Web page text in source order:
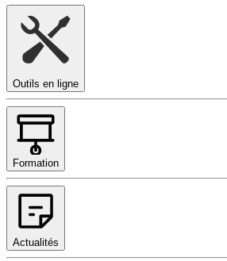
Outils en ligne
Formation
Actualités